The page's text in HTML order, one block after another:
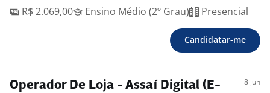
R$ 2.069,00
Ensino Médio (2º Grau) Presencial
Candidatar-me
Operador De Loja - Assaí Digital (E-
8 jun